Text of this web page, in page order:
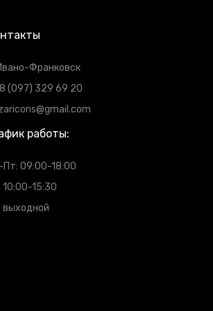
Франковск
(097) 329 69 20
работы:
Пт: 09:00-18:00
10:00-15:30
выходной